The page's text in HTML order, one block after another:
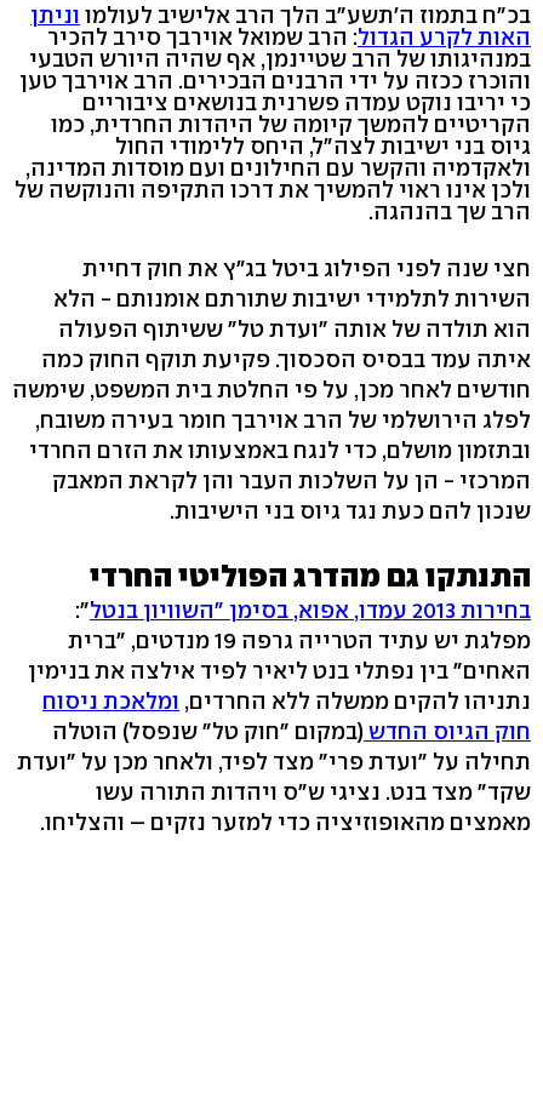
בכ"ח בתמוז ה'תשע"ב הלך הרב אלישיב לעולמו וניתן
האות לקרע הגדול: הרב שמואל אוירבך סירב להכיר
במנהיגותו של הרב שטיינמן, אף שהיה היורש הטבעי
והוכרז ככזה על ידי הרבנים הבכירים. הרב אוירבך טען
כי יריבו נוקט עמדה פשרנית בנושאים ציבוריים
הקריטיים להמשך קיומה של היהדות החרדית, כמו
גיוס בני ישיבות לצה"ל, היחס ללימודי החול
ולאקדמיה והקשר עם החילונים ועם מוסדות המדינה,
ולכן אינו ראוי להמשיך את דרכו התקיפה והנוקשה של
הרב שך בהנהגה.
חצי שנה לפני הפילוג ביטל בג"ץ את חוק דחיית
השירות לתלמידי ישיבות שתורתם אומנותם - הלא
הוא תולדה של אותה "ועדת טל" ששיתוף הפעולה
איתה עמד בבסיס הסכסוך. פקיעת תוקף החוק כמה
חודשים לאחר מכן, על פי החלטת בית המשפט, שימשה
לפלג הירושלמי של הרב אוירבך חומר בעירה משובח,
ובתזמון מושלם, כדי לנגח באמצעותו את הזרם החרדי
המרכזי - הן על השלכות העבר והן לקראת המאבק
שנכון להם כעת נגד גיוס בני הישיבות.
התנתקו גם מהדרג הפוליטי החרדי
בחירות 2013 עמדו, אפוא, בסימן "השוויון בנטל
":
מפלגת יש עתיד הטרייה גרפה 19 מנדטים, "ברית
האחים" בין נפתלי בנט ליאיר לפיד אילצה את בנימין
נתניהו להקים ממשלה ללא החרדים, ומלאכת ניסוח
חוק הגיוס החדש (במקום "חוק טל" שנפסל) הוטלה
תחילה על "ועדת פרי" מצד לפיד, ולאחר מכן על "ועדת
שקד" מצד בנט. נציגי ש"ס ויהדות התורה עשו
מאמצים מהאופוזיציה כדי למזער נזקים – והצליחו.